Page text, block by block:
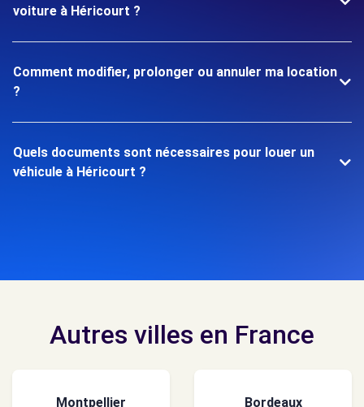
voiture à Héricourt ?
Comment modifier, prolonger ou annuler ma location
?
Quels documents sont nécessaires pour louer un
véhicule à Héricourt ?
Autres villes en France
Montpellier Bordeaux